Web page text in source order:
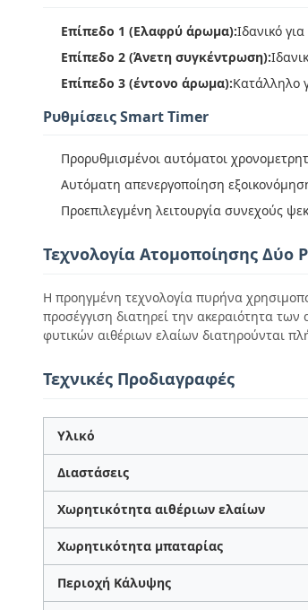
Επίπεδο 1 (Ελαφρύ άρωμα):Ιδανικό
Επίπεδο 2 (Άνετη συγκέντρωση):
Επίπεδο 3 (έντονο άρωμα):Κατάλληλο
Ρυθμίσεις Smart Timer
Προρυθμισμένοι αυτόματοι
Αυτόματη απενεργοποίηση
Προεπιλεγμένη λειτουργία συνεχούς
Τεχνολογία Ατομοποίησης Δύο
Η προηγμένη τεχνολογία πυρήνα
προσέγγιση διατηρεί την ακεραιότητα
φυτικών αιθέριων ελαίων διατηρούνται
Τεχνικές Προδιαγραφές
Υλικό
Διαστάσεις
Χωρητικότητα αιθέριων ελαίων
Χωρητικότητα μπαταρίας
Περιοχή Κάλυψης